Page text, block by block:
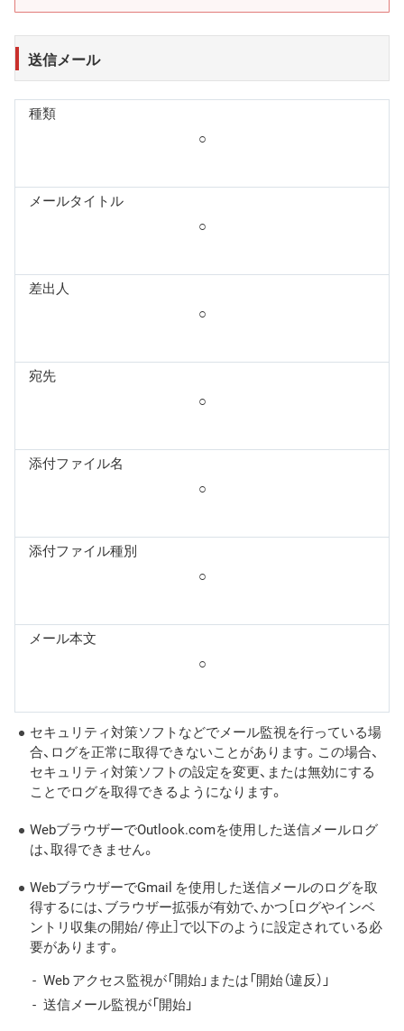
送信メール
種類
○
メールタイトル
○
差出人
○
宛先
○
添付ファイル名
○
添付ファイル種別
○
メール本文
○
セキュリティ対策ソフトなどでメール監視を行っている場
合、ログを正常に取得できないことがあります。この場合、
セキュリティ対策ソフトの設定を変更、または無効にする
ことでログを取得できるようになります。
WebブラウザーでOutlook.comを使用した送信メールログ
は、取得できません。
WebブラウザーでGmail を使用した送信メールのログを取
得するには、ブラウザー拡張が有効で、かつ［ログやインベ
ントリ収集の開始/ 停止］で以下のように設定されている必
要があります。
Web アクセス監視が「開始」または「開始（違反）」
送信メール監視が「開始」